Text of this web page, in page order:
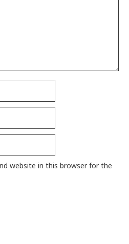
website in this browser for the